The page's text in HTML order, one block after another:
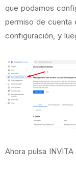
que podamos
permiso de cuenta
configuración, y
Ahora pulsa INVITA